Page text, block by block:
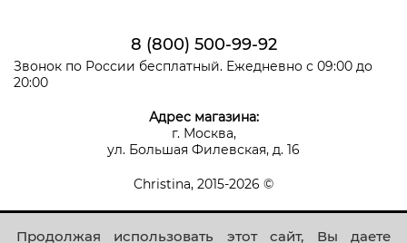
Продолжая использовать этот сайт, Вы даете
8 (800) 500-99-92
Звонок по России бесплатный. Ежедневно с 09:00 до
20:00
Адрес магазина:
г. Москва,
ул. Большая Филевская, д. 16
Christina, 2015-2026 ©